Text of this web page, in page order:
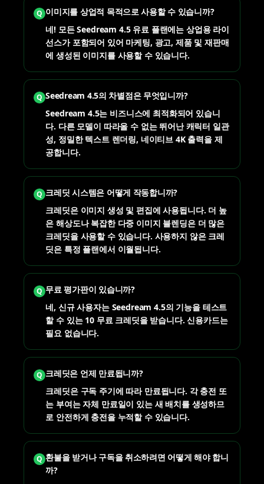
Q 이미지를 상업적 목적으로 사용할 수 있습니까?
네! 모든 Seedream 4.5 유료 플랜에는 상업용 라이
선스가 포함되어 있어 마케팅, 광고, 제품 및 재판매
에 생성된 이미지를 사용할 수 있습니다.
Q Seedream 4.5의 차별점은 무엇입니까?
Seedream 4.5는 비즈니스에 최적화되어 있습니
다. 다른 모델이 따라올 수 없는 뛰어난 캐릭터 일관
성, 정밀한 텍스트 렌더링, 네이티브 4K 출력을 제
공합니다.
Q 크레딧 시스템은 어떻게 작동합니까?
크레딧은 이미지 생성 및 편집에 사용됩니다. 더 높
은 해상도나 복잡한 다중 이미지 블렌딩은 더 많은
크레딧을 사용할 수 있습니다. 사용하지 않은 크레
딧은 특정 플랜에서 이월됩니다.
Q 무료 평가판이 있습니까?
네, 신규 사용자는 Seedream 4.5의 기능을 테스트
할 수 있는 10 무료 크레딧을 받습니다. 신용카드는
필요 없습니다.
Q 크레딧은 언제 만료됩니까?
크레딧은 구독 주기에 따라 만료됩니다. 각 충전 또
는 부여는 자체 만료일이 있는 새 배치를 생성하므
로 안전하게 충전을 누적할 수 있습니다.
Q 환불을 받거나 구독을 취소하려면 어떻게 해야 합니
까?